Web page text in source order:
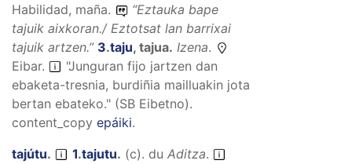
Habilidad, maña.
“Eztauka bape
tajuik aixkoran./ Eztotsat lan barrixai
tajuik artzen.” 3.taju, tajua. Izena.
Eibar.
"Junguran fijo jartzen dan
ebaketa-tresnia, burdiñia mailluakin jota
bertan ebateko." (SB Eibetno).
content_copy epáiki.
tajútu. 1.tajutu. (c). du Aditza.